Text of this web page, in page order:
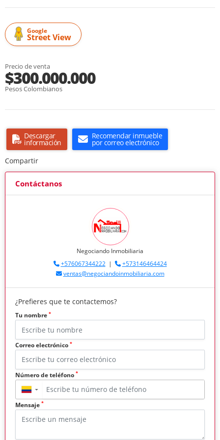
Google
Street View
Precio de venta
$300.000.000
Pesos Colombianos
Descargar
información
Recomendar inmueble
por correo electrónico
Compartir
Contáctanos
Negociando Inmobiliaria
+576067344222|
+573146464424
ventas@negociandoinmobiliaria.com
¿Prefieres que te contactemos?
Tu nombre *
Correo electrónico *
Número de teléfono *
▼
Mensaje *